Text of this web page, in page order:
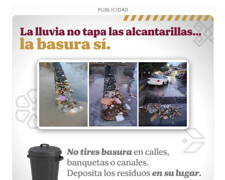
PUBLICIDAD